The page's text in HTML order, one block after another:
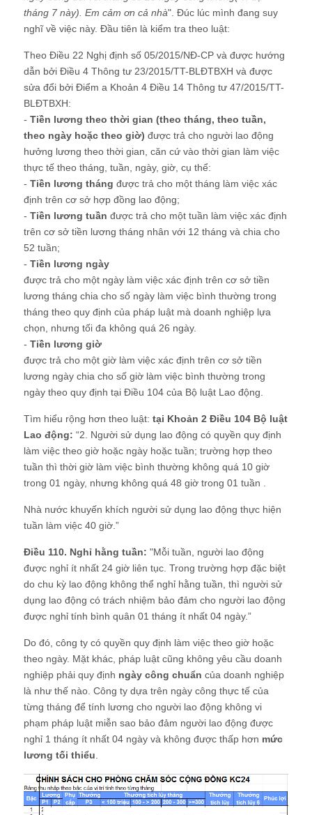
tháng 7 này). Em cảm ơn cả nhà". Đúc lúc mình đang suy
nghĩ về việc này. Đầu tiên là kiểm tra theo luật:
Theo Điều 22 Nghị định số 05/2015/NĐ-CP và được hướng
dẫn bởi Điều 4 Thông tư 23/2015/TT-BLĐTBXH và được
sửa đổi bởi Điểm a Khoản 4 Điều 14 Thông tư 47/2015/TT-
BLĐTBXH:
- Tiền lương theo thời gian (theo tháng, theo tuần,
theo ngày hoặc theo giờ) được trả cho người lao động
hưởng lương theo thời gian, căn cứ vào thời gian làm việc
thực tế theo tháng, tuần, ngày, giờ, cụ thể:
- Tiền lương tháng được trả cho một tháng làm việc xác
định trên cơ sở hợp đồng lao động;
- Tiền lương tuần được trả cho một tuần làm việc xác định
trên cơ sở tiền lương tháng nhân với 12 tháng và chia cho
52 tuần;
- Tiền lương ngày
được trả cho một ngày làm việc xác định trên cơ sở tiền
lương tháng chia cho số ngày làm việc bình thường trong
tháng theo quy định của pháp luật mà doanh nghiệp lựa
chọn, nhưng tối đa không quá 26 ngày.
- Tiền lương giờ
được trả cho một giờ làm việc xác định trên cơ sở tiền
lương ngày chia cho số giờ làm việc bình thường trong
ngày theo quy định tại Điều 104 của Bộ luật Lao động.
Tìm hiểu rộng hơn theo luật: tại Khoản 2 Điều 104 Bộ luật
Lao động: “2. Người sử dụng lao động có quyền quy định
làm việc theo giờ hoặc ngày hoặc tuần; trường hợp theo
tuần thì thời giờ làm việc bình thường không quá 10 giờ
trong 01 ngày, nhưng không quá 48 giờ trong 01 tuần .
Nhà nước khuyến khích người sử dụng lao động thực hiện
tuần làm việc 40 giờ.”
Điều 110. Nghỉ hằng tuần: "Mỗi tuần, người lao động
được nghỉ ít nhất 24 giờ liên tục. Trong trường hợp đặc biệt
do chu kỳ lao động không thể nghỉ hằng tuần, thì người sử
dụng lao động có trách nhiệm bảo đảm cho người lao động
được nghỉ tính bình quân 01 tháng ít nhất 04 ngày.”
Do đó, công ty có quyền quy định làm việc theo giờ hoặc
theo ngày. Mặt khác, pháp luật cũng không yêu cầu doanh
nghiệp phải quy định ngày công chuẩn của doanh nghiệp
là như thế nào. Công ty dựa trên ngày công thực tế của
từng tháng để tính lương cho người lao động không vi
phạm pháp luật miễn sao bảo đảm người lao động được
nghỉ 1 tháng ít nhất 04 ngày và không được thấp hơn mức
lương tối thiểu